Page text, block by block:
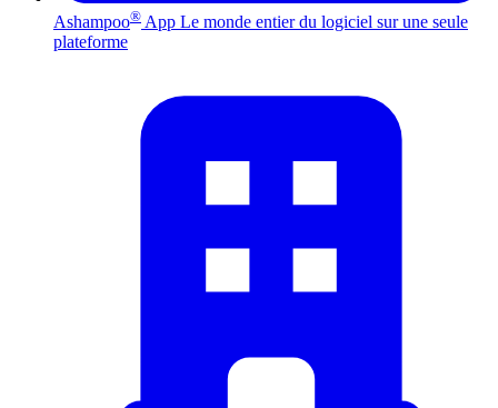
Ashampoo® App Le monde entier du logiciel sur une seule
plateforme